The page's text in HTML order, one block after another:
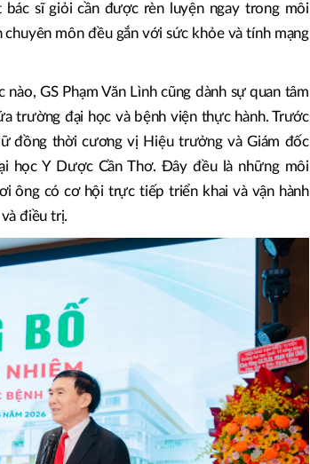
sĩ giỏi cần được rèn luyện ngay trong môi
môn đều gắn với sức khỏe và tính mạng
GS Phạm Văn Lình cũng dành sự quan tâm
trường đại học và bệnh viện thực hành. Trước
đồng thời cương vị Hiệu trưởng và Giám đốc
học Y Dược Cần Thơ. Đây đều là những môi
ông có cơ hội trực tiếp triển khai và vận hành
điều trị.